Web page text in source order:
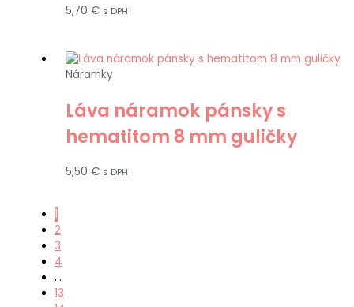
5,70 € s DPH
Náramky
Láva náramok pánsky s
hematitom 8 mm guličky
5,50 € s DPH
1
2
3
4
…
13